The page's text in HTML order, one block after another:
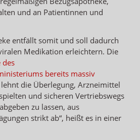
und an Patientinnen und
entfällt somit und soll dadurch
Medikation erleichtern. Die
des
bereits massiv
lehnt die Überlegung, Arzneimittel
und sicheren Vertriebswegs
zu lassen, aus
strikt ab“, heißt es in einer